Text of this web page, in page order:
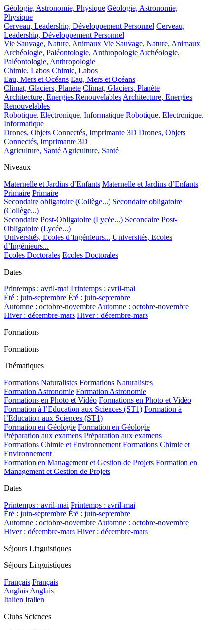
Géologie, Astronomie, Physique Géologie, Astronomie,
Physique
Cerveau, Leadership, Développement Personnel Cerveau,
Leadership, Développement Personnel
Vie Sauvage, Nature, Animaux Vie Sauvage, Nature, Animaux
Archéologie, Paléontologie, Anthropologie Archéologie,
Paléontologie, Anthropologie
Chimie, Labos Chimie, Labos
Eau, Mers et Océans Eau, Mers et Océans
Climat, Glaciers, Planète Climat, Glaciers, Planète
Architecture, Energies Renouvelables Architecture, Energies
Renouvelables
Robotique, Electronique, Informatique Robotique, Electronique,
Informatique
Drones, Objets Connectés, Imprimante 3D Drones, Objets
Connectés, Imprimante 3D
Agriculture, Santé Agriculture, Santé
Niveaux
Maternelle et Jardins d’Enfants Maternelle et Jardins d’Enfants
Primaire Primaire
Secondaire obligatoire (Collège...) Secondaire obligatoire
(Collège...)
Secondaire Post-Obligatoire (Lycée...) Secondaire Post-
Obligatoire (Lycée...)
Universités, Ecoles d’Ingénieurs... Universités, Ecoles
d’Ingénieurs...
Ecoles Doctorales Ecoles Doctorales
Dates
Printemps : avril-mai Printemps : avril-mai
Été : juin-septembre Été : juin-septembre
Automne : octobre-novembre Automne : octobre-novembre
Hiver : décembre-mars Hiver : décembre-mars
Formations
Formations
Thématiques
Formations Naturalistes Formations Naturalistes
Formation Astronomie Formation Astronomie
Formations en Photo et Vidéo Formations en Photo et Vidéo
Formation à l’Education aux Sciences (ST1) Formation à
l’Education aux Sciences (ST1)
Formation en Géologie Formation en Géologie
Préparation aux examens Préparation aux examens
Formations Chimie et Environnement Formations Chimie et
Environnement
Formation en Management et Gestion de Projets Formation en
Management et Gestion de Projets
Dates
Printemps : avril-mai Printemps : avril-mai
Été : juin-septembre Été : juin-septembre
Automne : octobre-novembre Automne : octobre-novembre
Hiver : décembre-mars Hiver : décembre-mars
Séjours Linguistiques
Séjours Linguistiques
Français Français
Anglais Anglais
Italien Italien
Clubs Sciences